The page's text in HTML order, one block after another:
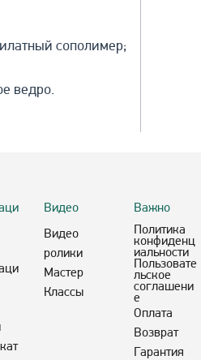
сополимер;
ведро.
Видео
Видео
ролики
Мастер
Классы
Важно
Политика
конфиденц
иальности
Пользовате
льское
соглашени
е
Оплата
Возврат
Гарантия